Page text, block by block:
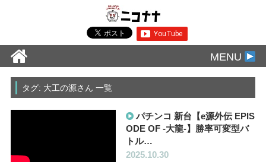
MENU
タグ: 大工の源さん 一覧
パチンコ 新台【e源外伝 EPIS
ODE OF -大龍-】勝率可変型バ
トル…
2025.10.30